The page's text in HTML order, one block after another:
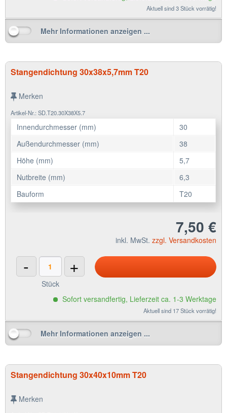
Aktuell sind 3 Stück vorrätig!
Mehr Informationen anzeigen ...
Stangendichtung 30x38x5,7mm T20
Merken
Artikel-Nr.: SD.T20.30X38X5.7
Innendurchmesser (mm)
30
Außendurchmesser (mm)
38
Höhe (mm)
5,7
Nutbreite (mm)
6,3
Bauform
T20
7,50 €
inkl. MwSt. zzgl. Versandkosten
- +
Stück
Sofort versandfertig, Lieferzeit ca. 1-3 Werktage
Aktuell sind 17 Stück vorrätig!
Mehr Informationen anzeigen ...
Stangendichtung 30x40x10mm T20
Merken